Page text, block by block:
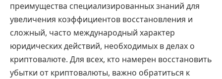
преимущества специализированных знаний для
увеличения коэффициентов восстановления и
сложный, часто международный характер
юридических действий, необходимых в делах о
криптовалюте. Для всех, кто намерен восстановить
убытки от криптовалюты, важно обратиться к